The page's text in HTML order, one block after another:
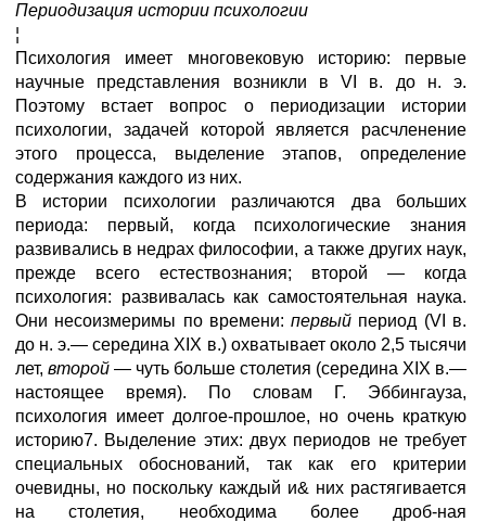
Периодизация истории психологии
¦
Психология имеет многовековую историю: первые
научные представления возникли в VI в. до н. э.
Поэтому встает вопрос о периодизации истории
психологии, задачей которой является расчленение
этого процесса, выделение этапов, определение
содержания каждого из них.
В истории психологии различаются два больших
периода: первый, когда психологические знания
развивались в недрах философии, а также других наук,
прежде всего естествознания; второй — когда
психология: развивалась как самостоятельная наука.
Они несоизмеримы по времени:первый период (VI в.
до н. э.— середина XIX в.) охватывает около 2,5 тысячи
лет, второй — чуть больше столетия (середина XIX в.—
настоящее время). По словам Г. Эббингауза,
психология имеет долгое-прошлое, но очень краткую
историю7. Выделение этих: двух периодов не требует
специальных обоснований, так как его критерии
очевидны, но поскольку каждый и& них растягивается
на столетия, необходима более дроб-ная